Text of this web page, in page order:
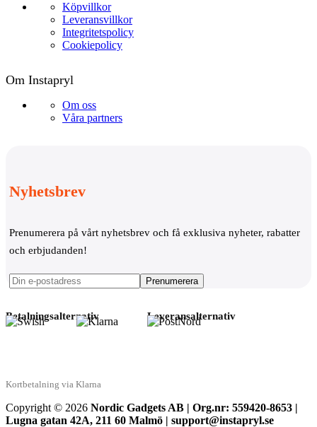
Köpvillkor
Leveransvillkor
Integritetspolicy
Cookiepolicy
Om Instapryl
Om oss
Våra partners
Nyhetsbrev
Prenumerera på vårt nyhetsbrev och få exklusiva nyheter, rabatter
och erbjudanden!
Betalningsalternativ
Kortbetalning via Klarna
Leveransalternativ
Copyright © 2026 Nordic Gadgets AB | Org.nr: 559420-8653 |
Lugna gatan 42A, 211 60 Malmö | support@instapryl.se